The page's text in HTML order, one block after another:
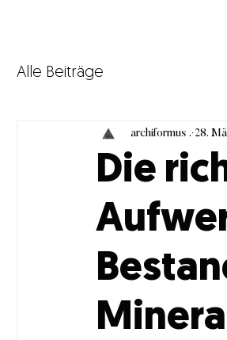
Alle Beiträge
Die
archiformus . 28.